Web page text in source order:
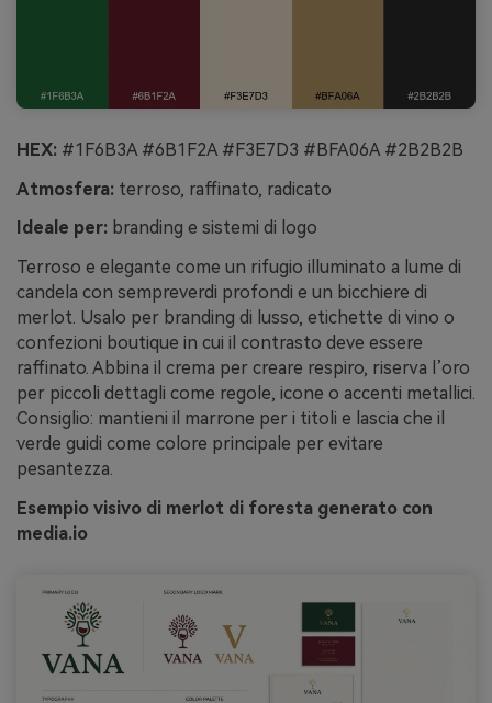
HEX: #1F6B3A #6B1F2A #F3E7D3 #BFA06A #2B2B2B
Atmosfera: terroso, raffinato, radicato
Ideale per: branding e sistemi di logo
Terroso e elegante come un rifugio illuminato a lume di
candela con sempreverdi profondi e un bicchiere di
merlot. Usalo per branding di lusso, etichette di vino o
confezioni boutique in cui il contrasto deve essere
raffinato. Abbina il crema per creare respiro, riserva l’oro
per piccoli dettagli come regole, icone o accenti metallici.
Consiglio: mantieni il marrone per i titoli e lascia che il
verde guidi come colore principale per evitare
pesantezza.
Esempio visivo di merlot di foresta generato con
media.io